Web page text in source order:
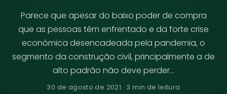
Parece que apesar do baixo poder de compra
que as pessoas têm enfrentado e da forte crise
econômica desencadeada pela pandemia, o
segmento da construção civil, principalmente a de
alto padrão não deve perder…
30 de agosto de 2021 · 3 min de leitura